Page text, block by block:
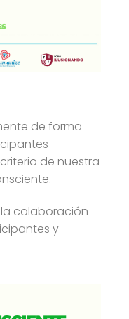
de forma
de nuestra
colaboración
y